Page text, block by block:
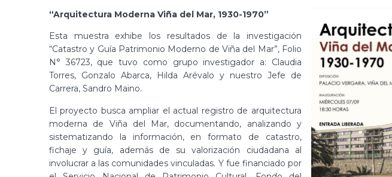
“Arquitectura Moderna Viña del Mar, 1930-1970”
Esta muestra exhibe los resultados de la investigación
“Catastro y Guía Patrimonio Moderno de Viña del Mar”, Folio
N° 36723, que tuvo como grupo investigador a: Claudia
Torres, Gonzalo Abarca, Hilda Arévalo y nuestro Jefe de
Carrera, Sandro Maino.
El proyecto busca ampliar el actual registro de arquitectura
moderna de Viña del Mar, documentando, analizando y
sistematizando la información, en formato de catastro,
fichaje y guía, además de su valorización ciudadana al
involucrar a las comunidades vinculadas. Y fue financiado por